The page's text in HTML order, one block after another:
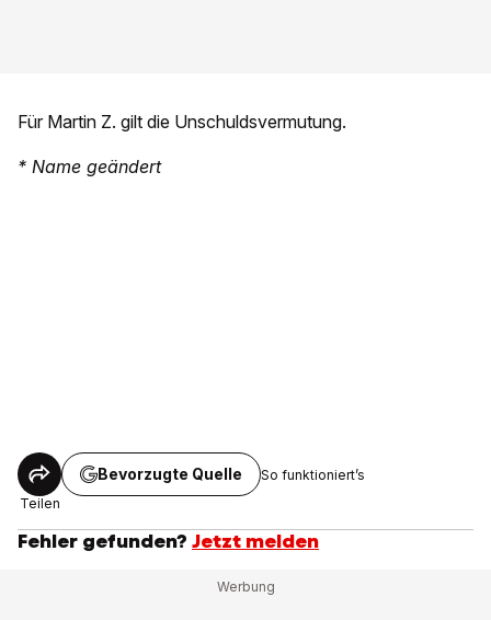
Für Martin Z. gilt die Unschuldsvermutung.
* Name geändert
Teilen
Bevorzugte Quelle So funktioniert’s
Fehler gefunden? Jetzt melden